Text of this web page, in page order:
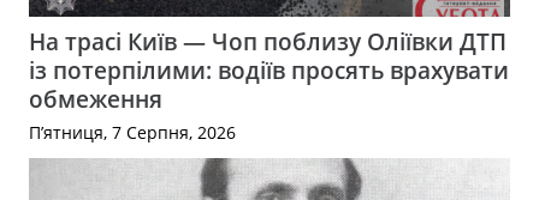
На трасі Київ — Чоп поблизу Оліївки ДТП
із потерпілими: водіїв просять врахувати
обмеження
П’ятниця, 7 Серпня, 2026